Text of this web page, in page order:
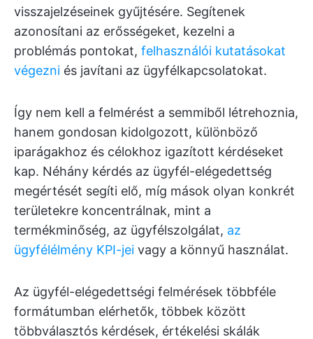
visszajelzéseinek gyűjtésére. Segítenek
azonosítani az erősségeket, kezelni a
problémás pontokat, felhasználói kutatásokat
végezni és javítani az ügyfélkapcsolatokat.
Így nem kell a felmérést a semmiből létrehoznia,
hanem gondosan kidolgozott, különböző
iparágakhoz és célokhoz igazított kérdéseket
kap. Néhány kérdés az ügyfél-elégedettség
megértését segíti elő, míg mások olyan konkrét
területekre koncentrálnak, mint a
termékminőség, az ügyfélszolgálat, az
ügyfélélmény KPI-jei vagy a könnyű használat.
Az ügyfél-elégedettségi felmérések többféle
formátumban elérhetők, többek között
többválasztós kérdések, értékelési skálák